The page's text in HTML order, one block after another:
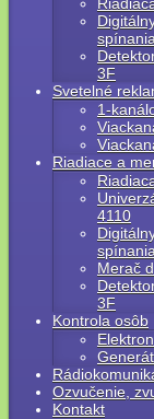
3F
Svetelné
1-
Riadiace a
4110
Merač
3F
Kontrola osôb
Ozvučenie,
Kontakt